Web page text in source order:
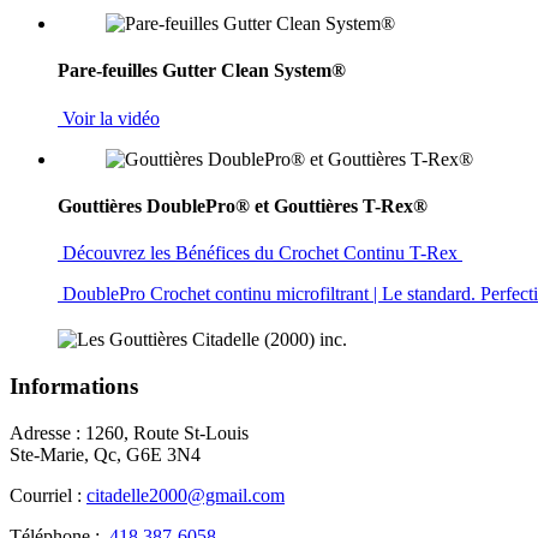
Pare-feuilles Gutter Clean System®
Voir la vidéo
Gouttières DoublePro® et Gouttières T-Rex®
Découvrez les Bénéfices du Crochet Continu T-Rex
DoublePro Crochet continu microfiltrant | Le standard.
Informations
Adresse : 1260, Route St-Louis
Ste-Marie, Qc, G6E 3N4
Courriel : citadelle2000@gmail.com